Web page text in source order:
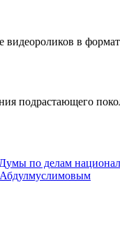
видеороликов в
подрастающего
по делам
Абдулмуслимовым